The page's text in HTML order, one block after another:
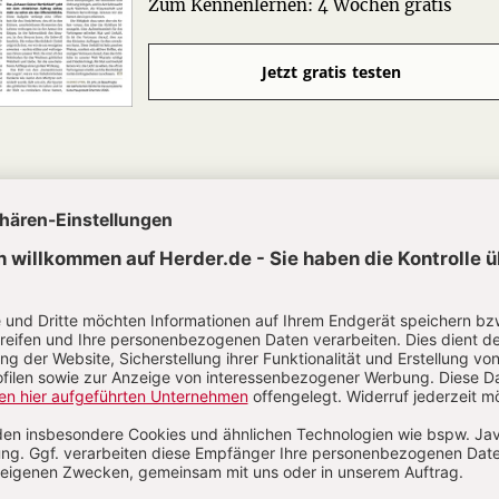
Zum Kennenlernen: 4 Wochen gratis
Jetzt gratis testen